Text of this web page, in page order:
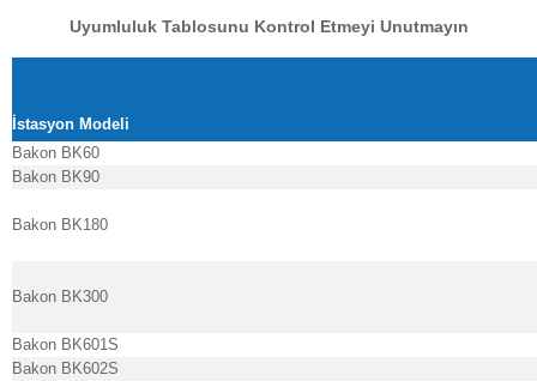
Uyumluluk Tablosunu Kontrol Etmeyi Unutmayın
İstasyon Modeli
Bakon BK60
Bakon BK90
Bakon BK180
Bakon BK300
Bakon BK601S
Bakon BK602S